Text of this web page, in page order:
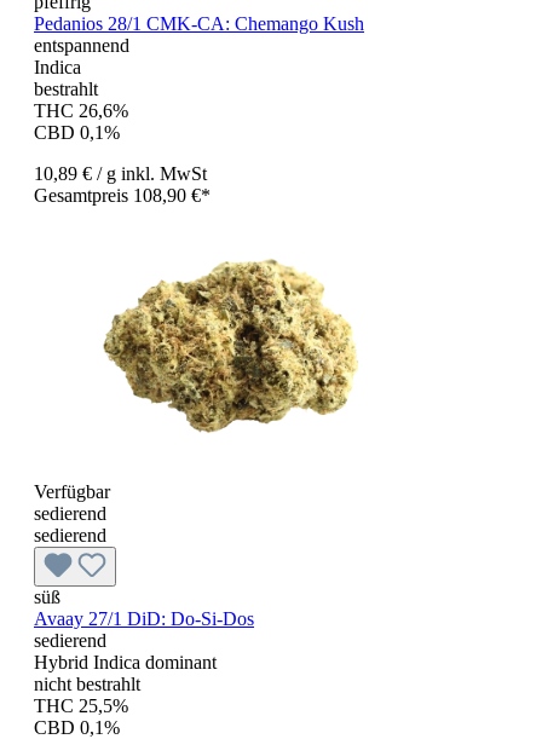
Pedanios 28/1 CMK-CA: Chemango Kush
entspannend
Indica
bestrahlt
THC 26,6%
CBD 0,1%
10,89 € / g inkl. MwSt
Gesamtpreis 108,90 €*
Verfügbar
sedierend
sedierend
süß
Avaay 27/1 DiD: Do-Si-Dos
sedierend
Hybrid Indica dominant
nicht bestrahlt
THC 25,5%
CBD 0,1%